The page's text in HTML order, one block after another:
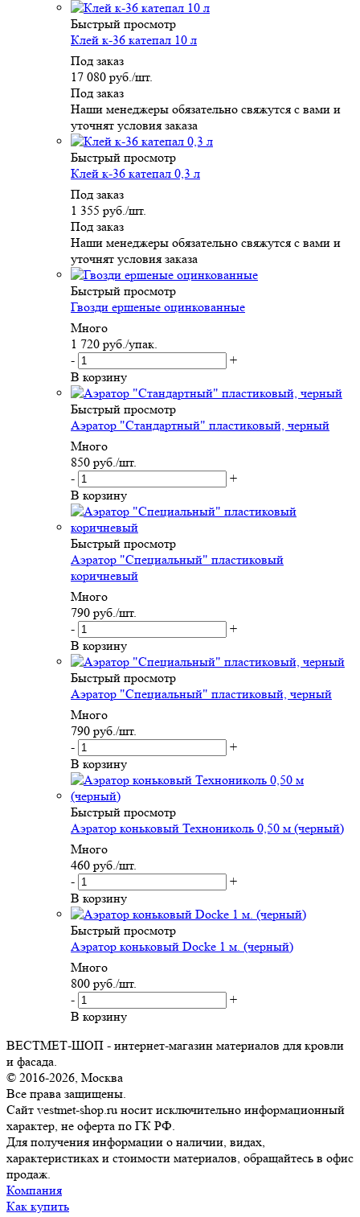
Быстрый просмотр
Клей к-36 катепал 10 л
Под заказ
17 080 руб./шт.
Под заказ
Наши менеджеры обязательно свяжутся с вами и
уточнят условия заказа
Быстрый просмотр
Клей к-36 катепал 0,3 л
Под заказ
1 355 руб./шт.
Под заказ
Наши менеджеры обязательно свяжутся с вами и
уточнят условия заказа
Быстрый просмотр
Гвозди ершеные оцинкованные
Много
1 720 руб./упак.
-
+
В корзину
Быстрый просмотр
Аэратор "Стандартный" пластиковый, черный
Много
850 руб./шт.
-
+
В корзину
Быстрый просмотр
Аэратор "Специальный" пластиковый
коричневый
Много
790 руб./шт.
-
+
В корзину
Быстрый просмотр
Аэратор "Специальный" пластиковый, черный
Много
790 руб./шт.
-
+
В корзину
Быстрый просмотр
Аэратор коньковый Технониколь 0,50 м (черный)
Много
460 руб./шт.
-
+
В корзину
Быстрый просмотр
Аэратор коньковый Docke 1 м. (черный)
Много
800 руб./шт.
-
+
В корзину
ВЕСТМЕТ-ШОП - интернет-магазин материалов для кровли
и фасада.
© 2016-2026, Москва
Все права защищены.
Сайт vestmet-shop.ru носит исключительно информационный
характер, не оферта по ГК РФ.
Для получения информации о наличии, видах,
характеристиках и стоимости материалов, обращайтесь в офис
продаж.
Компания
Как купить